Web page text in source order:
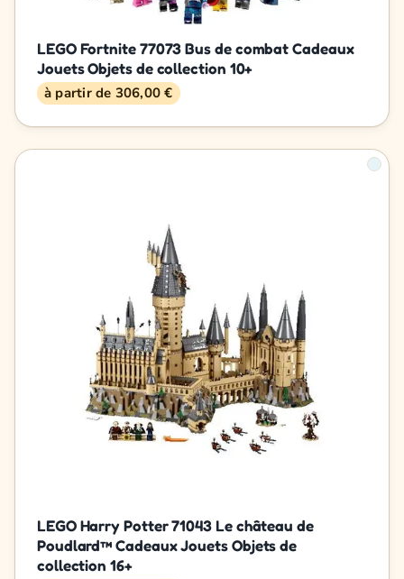
LEGO Fortnite 77073 Bus de combat Cadeaux
Jouets Objets de collection 10+
à partir de 306,00 €
LEGO Harry Potter 71043 Le château de
Poudlard™ Cadeaux Jouets Objets de
collection 16+